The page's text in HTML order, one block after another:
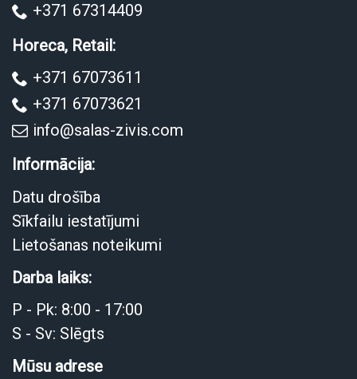
+371 67314409
Horeca, Retail:
+371 67073611
+371 67073621
info@salas-zivis.com
Informācija:
Datu drošība
Sīkfailu iestatījumi
Lietošanas noteikumi
Darba laiks:
P - Pk: 8:00 - 17:00
S - Sv: Slēgts
Mūsu adrese